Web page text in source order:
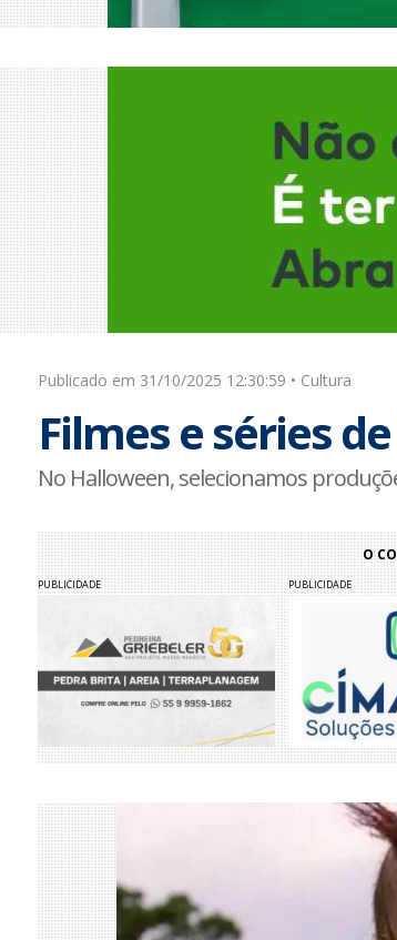
Publicado em 31/10/2025 12:30:59 • Cultura
Filmes e séries
No Halloween, selecionamos
O
PUBLICIDADE PUBLICIDADE